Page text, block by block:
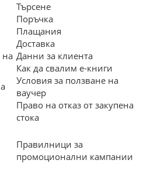
на
Търсене
Поръчка
Плащания
Доставка
Данни за клиента
Как да свалим е-книги
Условия за ползване на
ваучер
Право на отказ от закупена
стока
Правилници за
промоционални кампании